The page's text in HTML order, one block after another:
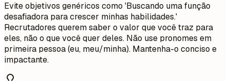
Evite objetivos genéricos como 'Buscando uma função
desafiadora para crescer minhas habilidades.'
Recrutadores querem saber o valor que você traz para
eles, não o que você quer deles. Não use pronomes em
primeira pessoa (eu, meu/minha). Mantenha-o conciso e
impactante.